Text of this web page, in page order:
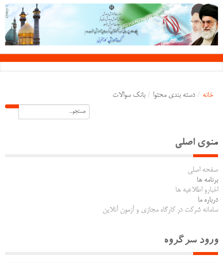
خانه / دسته بندی محتوا / بانک سوالات
منوی اصلی
صفحه اصلی
برنامه ها
اخبارو اطلاعیه ها
درباره ما
سامانه شرکت در کارگاه مجازی و آزمون آنلاین
ورود سرگروه